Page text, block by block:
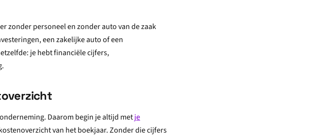
zonder personeel en zonder auto van de zaak
een zakelijke auto of een
je hebt financiële cijfers,
Daarom begin je altijd metje
van het boekjaar. Zonder die cijfers